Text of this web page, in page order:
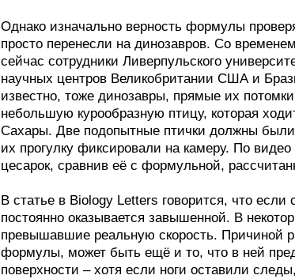
Однако изначально верность формулы
просто перенесли на динозавров. Со
сейчас сотрудники Ливерпульского
научных центров Великобритании США и
известно, тоже динозавры, прямые их
небольшую курообразную птицу, которая
Сахары. Две подопытные птички должны были
их прогулку фиксировали на камеру. По
цесарок, сравнив её с формульной,
В статье в Biology Letters говорится, что
постоянно оказывается завышенной. В
превышавшие реальную скорость. Причиной
формулы, может быть ещё и то, что в ней
поверхности – хотя если ноги оставили